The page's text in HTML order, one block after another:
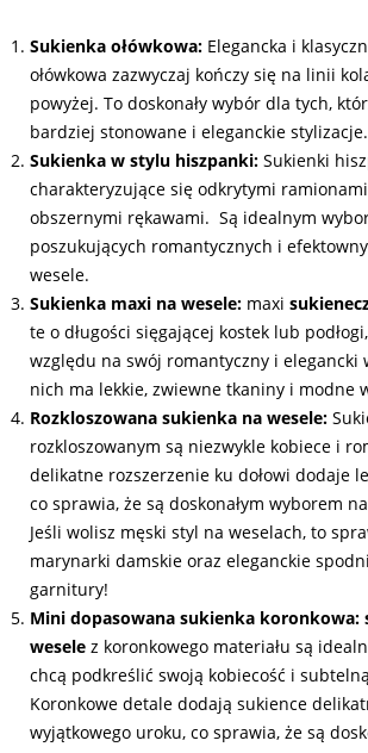
Sukienka ołówkowa: Elegancka i
ołówkowa zazwyczaj kończy się na linii
powyżej. To doskonały wybór dla tych,
bardziej stonowane i eleganckie stylizacje.
Sukienka w stylu hiszpanki: Sukienki
charakteryzujące się odkrytymi
obszernymi rękawami. Są idealnym
poszukujących romantycznych i
wesele.
Sukienka maxi na wesele: maxi
te o długości sięgającej kostek lub
względu na swój romantyczny i elegancki
nich ma lekkie, zwiewne tkaniny i modne
Rozkloszowana sukienka na wesele:
rozkloszowanym są niezwykle kobiece i
delikatne rozszerzenie ku dołowi dodaje
co sprawia, że są doskonałym wyborem
Jeśli wolisz męski styl na weselach, to
marynarki damskie oraz eleganckie
garnitury!
Mini dopasowana sukienka koronkowa:
wesele z koronkowego materiału są
chcą podkreślić swoją kobiecość i
Koronkowe detale dodają sukience
wyjątkowego uroku, co sprawia, że są